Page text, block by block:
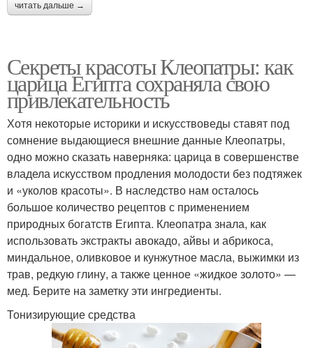
читать дальше →
Секреты красоты Клеопатры: как
царица Египта сохраняла свою
привлекательность
Хотя некоторые историки и искусствоведы ставят под
сомнение выдающиеся внешние данные Клеопатры,
одно можно сказать наверняка: царица в совершенстве
владела искусством продления молодости без подтяжек
и «уколов красоты». В наследство нам осталось
большое количество рецептов с применением
природных богатств Египта. Клеопатра знала, как
использовать экстракты авокадо, айвы и абрикоса,
миндальное, оливковое и кунжутное масла, выжимки из
трав, редкую глину, а также ценное «жидкое золото» —
мед. Берите на заметку эти ингредиенты.
Тонизирующие средства